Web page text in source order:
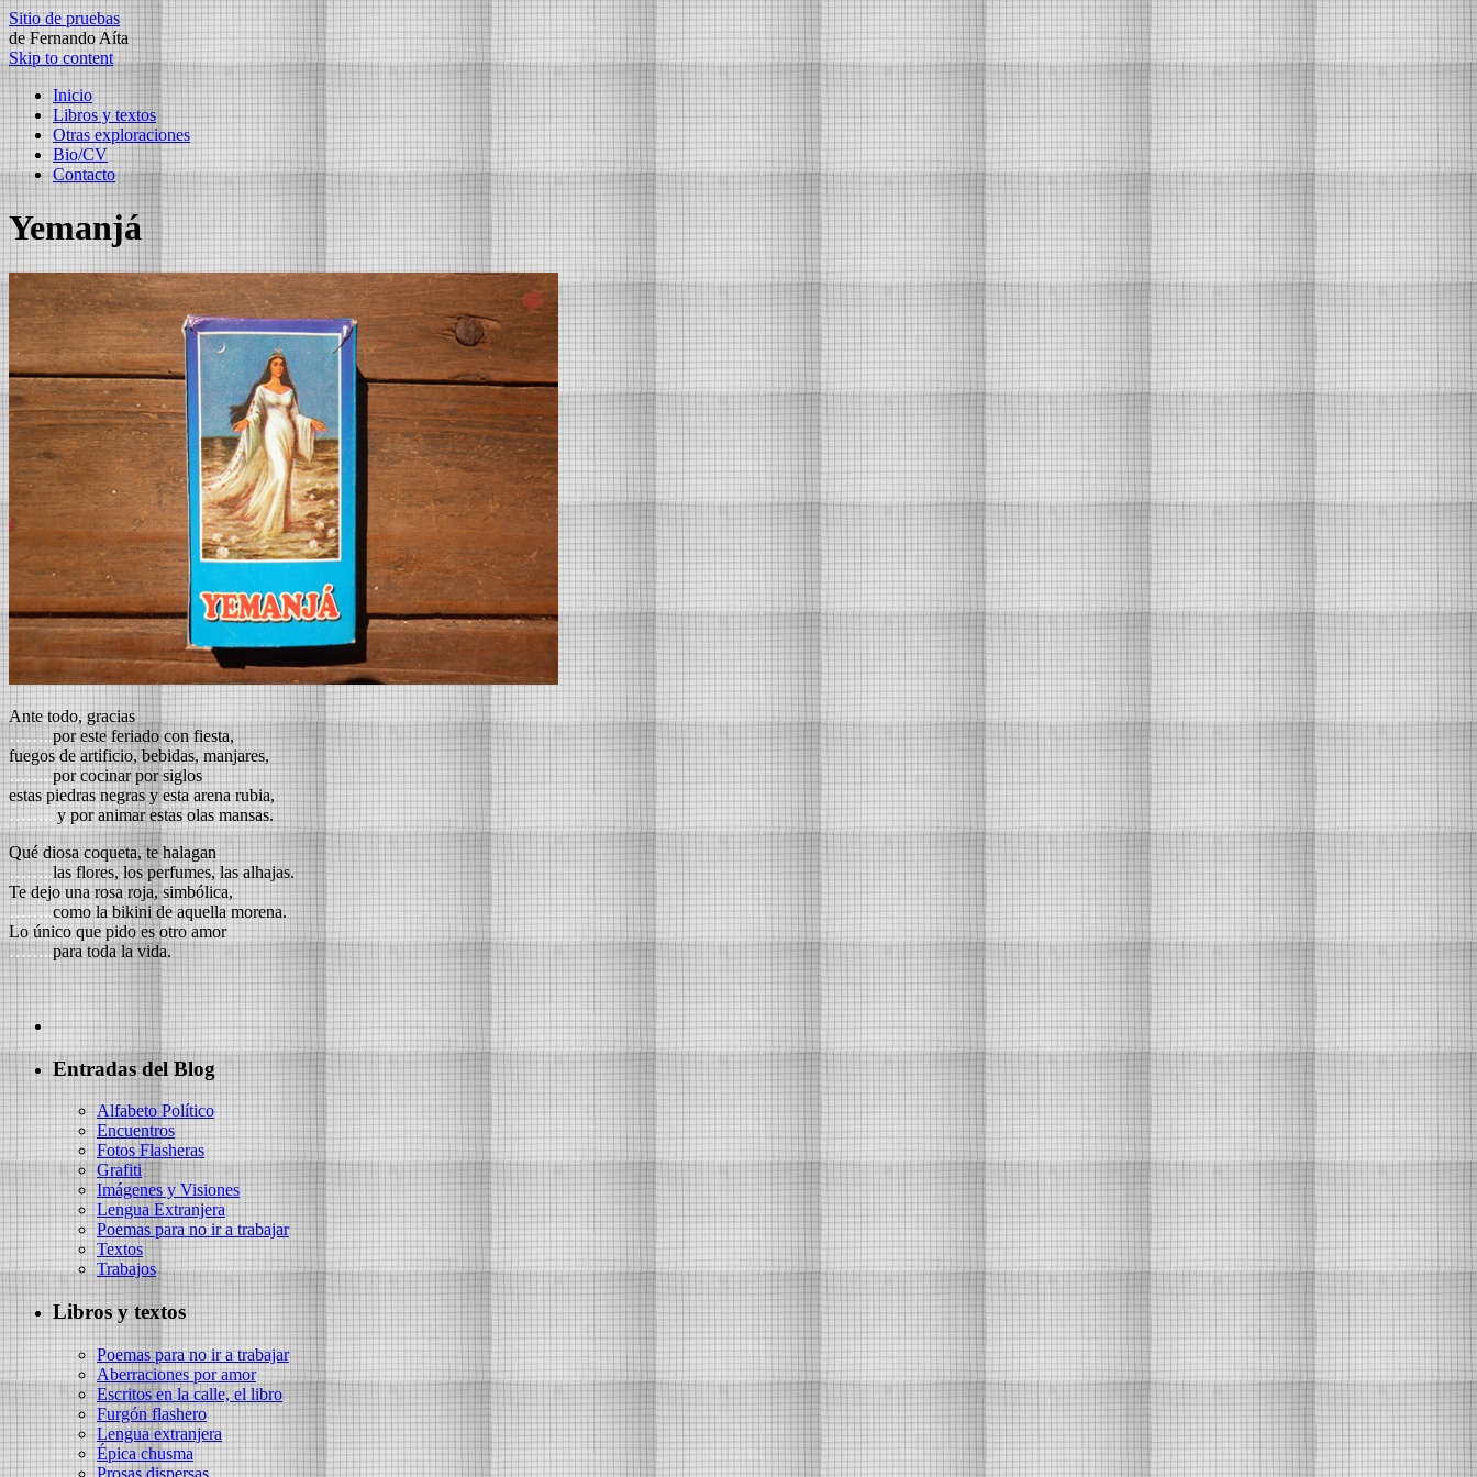
Sitio de pruebas
de Fernando Aíta
Skip to content
Inicio
Libros y textos
Otras exploraciones
Bio/CV
Contacto
Yemanjá
Ante todo, gracias
……..por este feriado con fiesta,
fuegos de artificio, bebidas, manjares,
……..por cocinar por siglos
estas piedras negras y esta arena rubia,
…….. y por animar estas olas mansas.
Qué diosa coqueta, te halagan
……..las flores, los perfumes, las alhajas.
Te dejo una rosa roja, simbólica,
……..como la bikini de aquella morena.
Lo único que pido es otro amor
……..para toda la vida.
Entradas del Blog
Alfabeto Político
Encuentros
Fotos Flasheras
Grafiti
Imágenes y Visiones
Lengua Extranjera
Poemas para no ir a trabajar
Textos
Trabajos
Libros y textos
Poemas para no ir a trabajar
Aberraciones por amor
Escritos en la calle, el libro
Furgón flashero
Lengua extranjera
Épica chusma
Prosas dispersas